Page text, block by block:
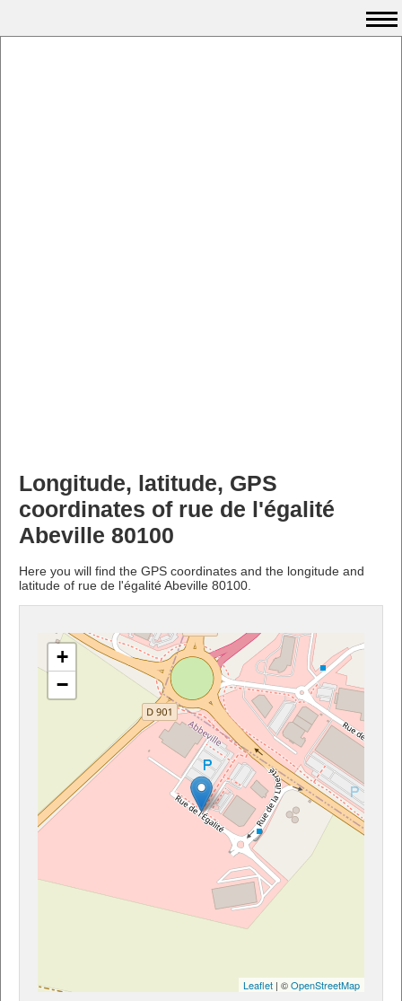
Longitude, latitude, GPS
coordinates of rue de l'égalité
Abeville 80100
Here you will find the GPS coordinates and the longitude and
latitude of rue de l'égalité Abeville 80100.
+
−
Leaflet | ©OpenStreetMap